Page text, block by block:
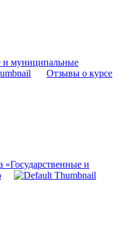
и муниципальные
Отзывы о курсе
«Государственные и